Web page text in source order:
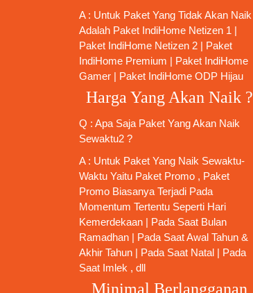
A : Untuk Paket Yang Tidak Akan Naik
Adalah Paket IndiHome Netizen 1 |
Paket IndiHome Netizen 2 | Paket
IndiHome Premium | Paket IndiHome
Gamer | Paket IndiHome ODP Hijau
Harga Yang Akan Naik ?
Q : Apa Saja Paket Yang Akan Naik
Sewaktu2 ?
A : Untuk Paket Yang Naik Sewaktu-
Waktu Yaitu Paket Promo , Paket
Promo Biasanya Terjadi Pada
Momentum Tertentu Seperti Hari
Kemerdekaan | Pada Saat Bulan
Ramadhan | Pada Saat Awal Tahun &
Akhir Tahun | Pada Saat Natal | Pada
Saat Imlek , dll
Minimal Berlangganan